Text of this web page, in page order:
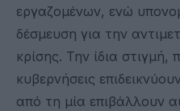
εργαζομένων, ενώ
δέσμευση για την
κρίσης. Την ίδια στιγμή,
κυβερνήσεις
από τη μία επιβάλλουν